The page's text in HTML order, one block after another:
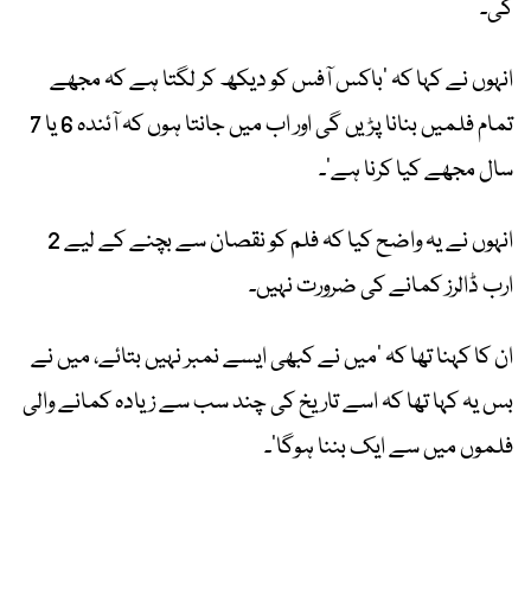
گی۔
انہوں نے کہا کہ ‘باکس آفس کو دیکھ کر لگتا ہے کہ مجھے
تمام فلمیں بنانا پڑیں گی اور اب میں جانتا ہوں کہ آئندہ 6 یا 7
سال مجھے کیا کرنا ہے’۔
انہوں نے یہ واضح کیا کہ فلم کو نقصان سے بچنے کے لیے 2
ارب ڈالرز کمانے کی ضرورت نہیں۔
ان کا کہنا تھا کہ ‘میں نے کبھی ایسے نمبر نہیں بتائے، میں نے
بس یہ کہا تھا کہ اسے تاریخ کی چند سب سے زیادہ کمانے والی
فلموں میں سے ایک بننا ہوگا’۔